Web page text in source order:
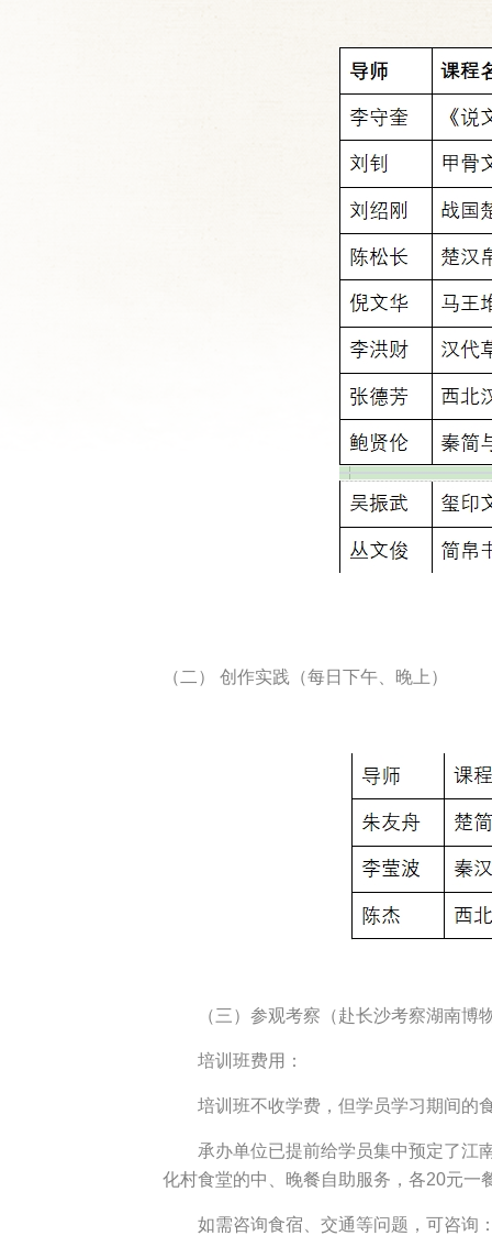
（二） 创作实践（每日下午、晚上）
（三）参观考察（赴长沙考察湖南
培训班费用：
培训班不收学费，但学员学习期间的
承办单位已提前给学员集中预定了江
化村食堂的中、晚餐自助服务，各20元一
如需咨询食宿、交通等问题，可咨询